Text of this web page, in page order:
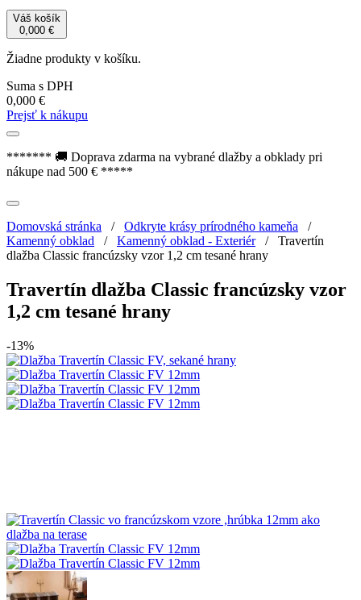
Váš košík
0,000 €
Žiadne produkty v košíku.
Suma s DPH
0,000 €
Prejsť k nákupu
******* 🚚 Doprava zdarma na vybrané dlažby a obklady pri
nákupe nad 500 € *****
Domovská stránka / Odkryte krásy prírodného kameňa /
Kamenný obklad / Kamenný obklad - Exteriér/ Travertín
dlažba Classic francúzsky vzor 1,2 cm tesané hrany
Travertín dlažba Classic francúzsky vzor
1,2 cm tesané hrany
-13%